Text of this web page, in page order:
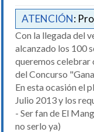
ATENCIÓN:
Con la llegada del
alcanzado los 100
queremos celebrar
del Concurso
En esta ocasión el
Julio 2013 y los
- Ser fan de El
no serlo ya)